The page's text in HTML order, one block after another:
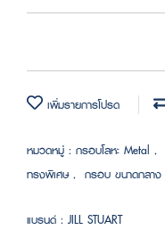
เพิ่มรายการโปรด
หมวดหมู่ : กรอบโลหะ Metal ,
ทรงพิเศษ, กรอบ ขนาดกลาง
แบรนด์ :JILL STUART